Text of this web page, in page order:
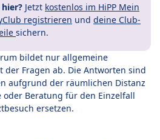
hier? Jetzt kostenlos im HiPP Mein
registrieren und deine Club-
sichern.
bildet nur allgemeine
Fragen ab. Die Antworten sind
aufgrund der räumlichen Distanz
oder Beratung für den Einzelfall
ersetzen.